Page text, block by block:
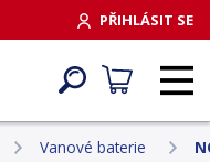
PŘIHLÁSIT SE
Vanové baterie